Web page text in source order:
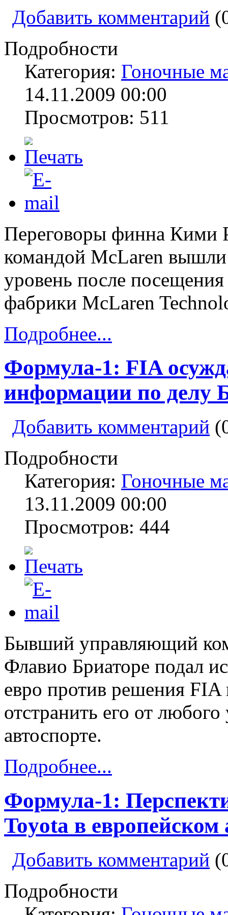
Добавить комментарий
Подробности
Категория: Гоночные
14.11.2009 00:00
Просмотров: 511
Переговоры финна Кими
командой McLaren
уровень после
фабрики McLaren
Подробнее...
Формула-1: FIA
информации по делу
Добавить комментарий
Подробности
Категория: Гоночные
13.11.2009 00:00
Просмотров: 444
Бывший управляющий
Флавио Бриаторе подал
евро против решения
отстранить его от любого
автоспорте.
Подробнее...
Формула-1:
Toyota в европейском
Добавить комментарий
Подробности